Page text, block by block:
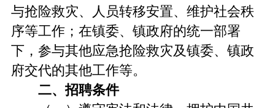
与抢险救灾、人员转移安置、维护社会秩
序等工作；在镇委、镇政府的统一部署
下，参与其他应急抢险救灾及镇委、镇政
府交代的其他工作等。
二、招聘条件